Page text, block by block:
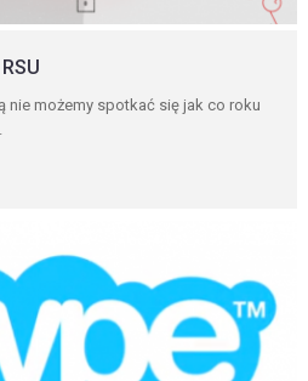
nie możemy spotkać się jak co roku